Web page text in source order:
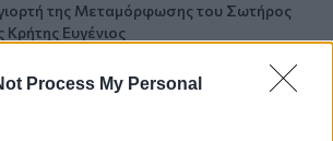
Process My Personal
της Μεταμόρφωσης του Σωτήρος
Ευγένιος
κορυφαίες επιλογές των Ευρωπαίων